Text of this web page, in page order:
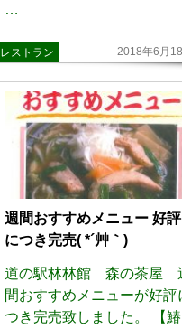
…
2018年6月
レストラン
週間おすすめメニュー 好評
につき完売( *´艸｀)
道の駅林林館 森の茶屋
間おすすめメニューが好評
つき完売致しました。 【鰆